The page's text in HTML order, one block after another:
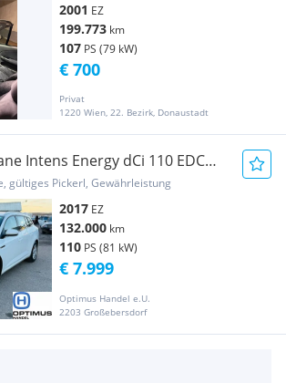
2001 EZ
199.773 km
107 PS (79 kW)
Privat
1220 Wien, 22. Bezirk, Donaustadt
€ 700
Intens Energy dCi 110 EDC
gültiges Pickerl, Gewährleistung
2017 EZ
132.000 km
110 PS (81 kW)
Optimus Handel e.U.
2203 Großebersdorf
€ 7.999